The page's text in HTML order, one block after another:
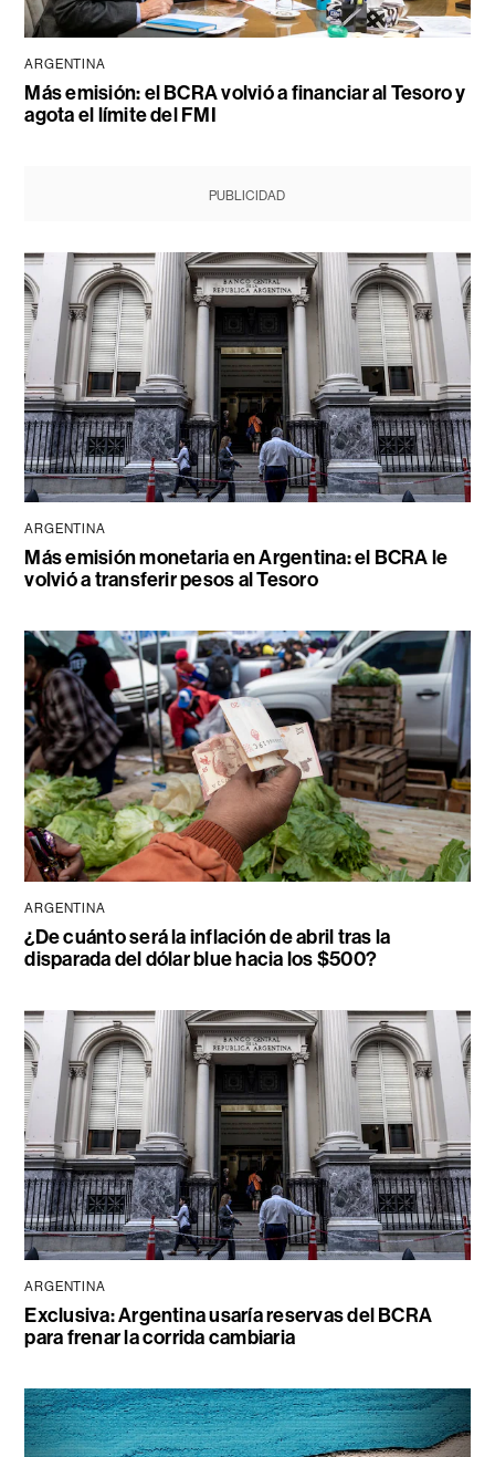
ARGENTINA
Más emisión: el BCRA volvió a financiar al Tesoro y
agota el límite del FMI
PUBLICIDAD
ARGENTINA
Más emisión monetaria en Argentina: el BCRA le
volvió a transferir pesos al Tesoro
ARGENTINA
¿De cuánto será la inflación de abril tras la
disparada del dólar blue hacia los $500?
ARGENTINA
Exclusiva: Argentina usaría reservas del BCRA
para frenar la corrida cambiaria